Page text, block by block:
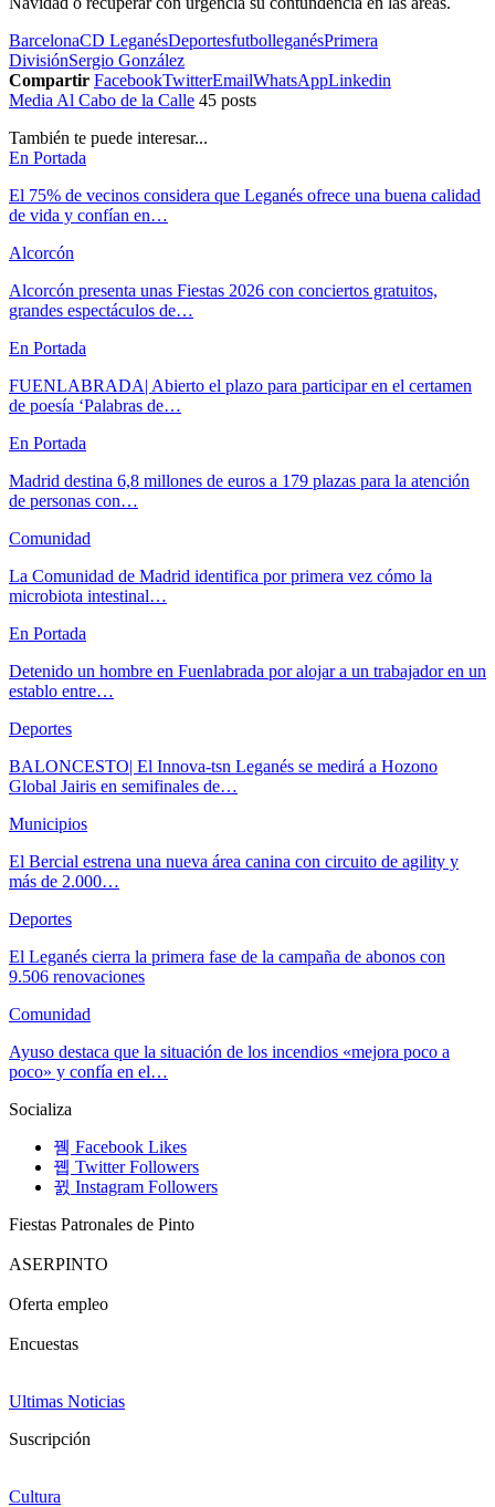
BarcelonaCD LeganésDeportesfutbolleganésPrimera
DivisiónSergio González
Compartir FacebookTwitterEmailWhatsAppLinkedin
Media Al Cabo de la Calle 45 posts
También te puede interesar...
En Portada
El 75% de vecinos considera que Leganés ofrece una buena calidad
de vida y confían en…
Alcorcón
Alcorcón presenta unas Fiestas 2026 con conciertos gratuitos,
grandes espectáculos de…
En Portada
FUENLABRADA| Abierto el plazo para participar en el certamen
de poesía ‘Palabras de…
En Portada
Madrid destina 6,8 millones de euros a 179 plazas para la atención
de personas con…
Comunidad
La Comunidad de Madrid identifica por primera vez cómo la
microbiota intestinal…
En Portada
Detenido un hombre en Fuenlabrada por alojar a un trabajador en un
establo entre…
Deportes
BALONCESTO| El Innova-tsn Leganés se medirá a Hozono
Global Jairis en semifinales de…
Municipios
El Bercial estrena una nueva área canina con circuito de agility y
más de 2.000…
Deportes
El Leganés cierra la primera fase de la campaña de abonos con
9.506 renovaciones
Comunidad
Ayuso destaca que la situación de los incendios «mejora poco a
poco» y confía en el…
Socializa
Facebook Likes
Twitter Followers
Instagram Followers
Fiestas Patronales de Pinto
ASERPINTO
Oferta empleo
Encuestas
Ultimas Noticias
Suscripción
Cultura